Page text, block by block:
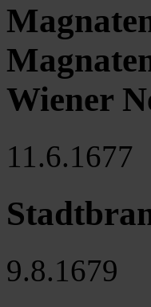
Wiener
11.6.1677
9.8.1679